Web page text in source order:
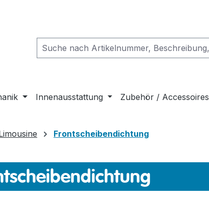
Innenausstattung Zubehör / Accessoires
Frontscheibendichtung